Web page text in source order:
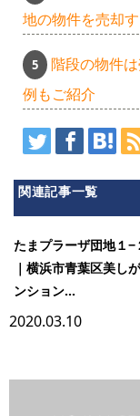
地の物件を売却
階段の物件
例もご紹介
関連記事一覧
たまプラーザ団地１−
｜横浜市青葉区美し
ンション...
2020.03.10